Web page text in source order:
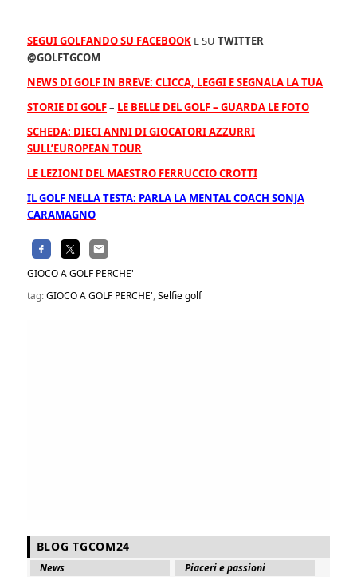
SEGUI GOLFANDO SU FACEBOOK E SUTWITTER
@GOLFTGCOM
NEWS DI GOLF IN BREVE: CLICCA, LEGGI E SEGNALA LA TUA
STORIE DI GOLF– LE BELLE DEL GOLF – GUARDA LE FOTO
SCHEDA: DIECI ANNI DI GIOCATORI AZZURRI
SULL’EUROPEAN TOUR
LE LEZIONI DEL MAESTRO FERRUCCIO CROTTI
IL GOLF NELLA TESTA: PARLA LA MENTAL COACH SONJA
CARAMAGNO
GIOCO A GOLF PERCHE'
tag:GIOCO A GOLF PERCHE',Selfie golf
BLOG TGCOM24
News
Piaceri e passioni